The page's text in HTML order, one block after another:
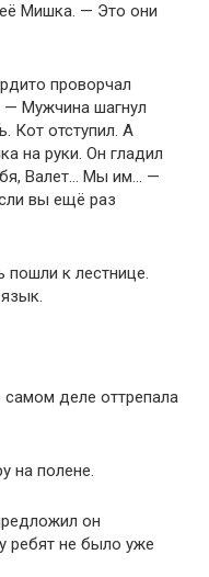
Мишка. — Это они
проворчал
Мужчина шагнул
Кот отступил. А
на руки. Он гладил
Валет… Мы им… —
вы ещё раз
к лестнице.
деле оттрепала
на полене.
он
ребят не было уже